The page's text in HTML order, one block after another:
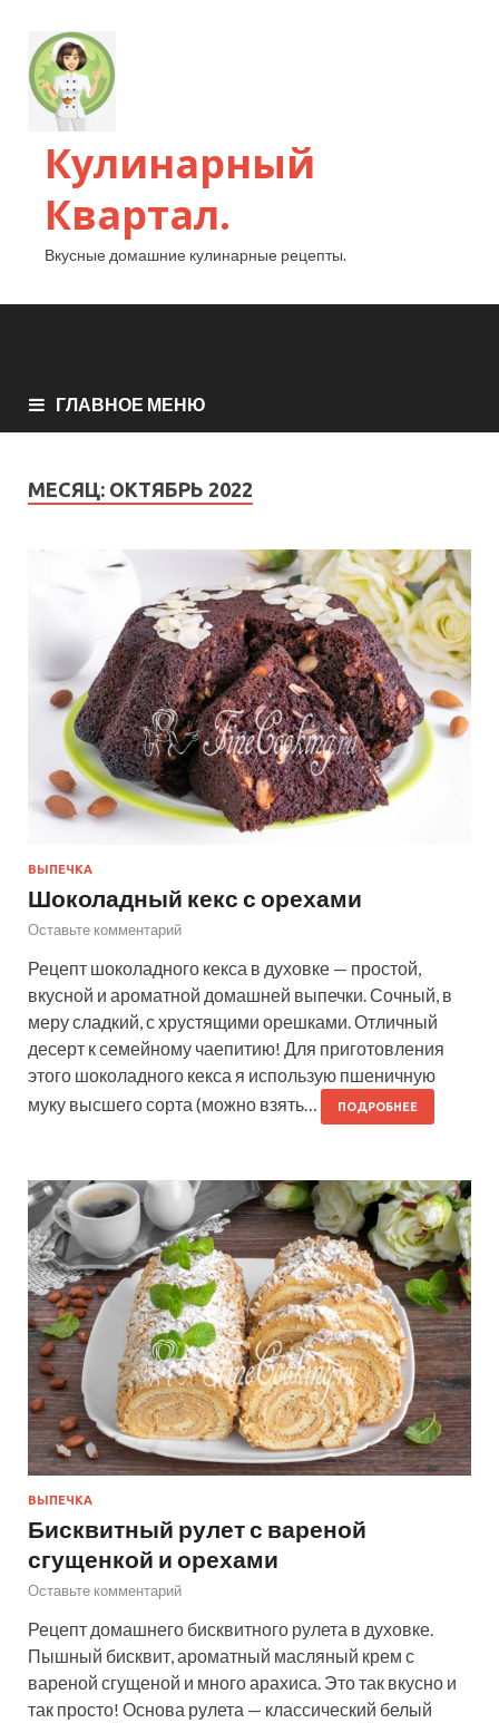
Кулинарный
Квартал.
Вкусные домашние кулинарные рецепты.
ГЛАВНОЕ МЕНЮ
МЕСЯЦ: ОКТЯБРЬ 2022
ВЫПЕЧКА
Шоколадный кекс с орехами
Оставьте комментарий
Рецепт шоколадного кекса в духовке — простой,
вкусной и ароматной домашней выпечки. Сочный, в
меру сладкий, с хрустящими орешками. Отличный
десерт к семейному чаепитию! Для приготовления
этого шоколадного кекса я использую пшеничную
муку высшего сорта (можно взять…
ПОДРОБНЕЕ
ВЫПЕЧКА
Бисквитный рулет с вареной
сгущенкой и орехами
Оставьте комментарий
Рецепт домашнего бисквитного рулета в духовке.
Пышный бисквит, ароматный масляный крем с
вареной сгущеной и много арахиса. Это так вкусно и
так просто! Основа рулета — классический белый